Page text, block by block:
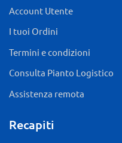
Account Utente
I tuoi Ordini
Termini e condizioni
Consulta Pianto Logistico
Assistenza remota
Recapiti